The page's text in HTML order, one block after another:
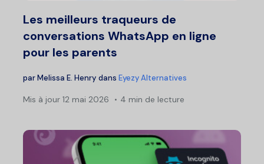
Les meilleurs traqueurs de
conversations WhatsApp en ligne
pour les parents
parMelissa E. Henry dans Eyezy Alternatives
Mis à jour 12 mai 2026 4 min de lecture